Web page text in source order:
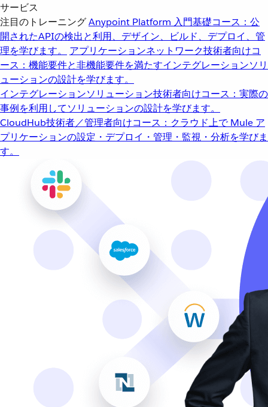
サービス
注目のトレーニングAnypoint Platform 入門基礎コース：公
開されたAPIの検出と利用、デザイン、ビルド、デプロイ、管
理を学びます。
アプリケーションネットワーク技術者向けコ
ース：機能要件と非機能要件を満たすインテグレーションソリ
ューションの設計を学びます。
インテグレーションソリューション技術者向けコース：実際の
事例を利用してソリューションの設計を学びます。
CloudHub技術者／管理者向けコース：クラウド上で Mule ア
プリケーションの設定・デプロイ・管理・監視・分析を学びま
す。